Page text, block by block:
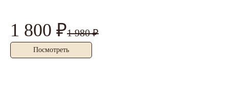
1 800 ₽1 980 ₽
Посмотреть